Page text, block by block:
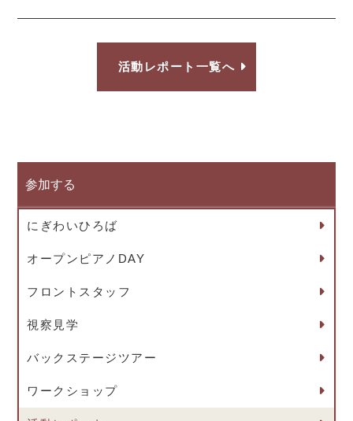
参加する
にぎわいひろば
オープンピアノDAY
フロントスタッフ
視察見学
バックステージツアー
ワークショップ
活動レポート一覧へ